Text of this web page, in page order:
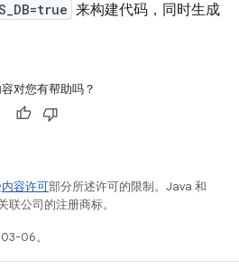
来构建代码，同时生成
对您有帮助吗？
内容许可部分所述许可的限制。Java 和
公司的注册商标。
06。